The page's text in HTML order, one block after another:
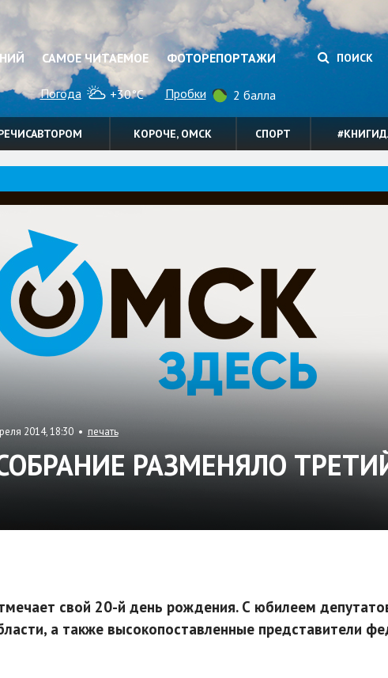
САМОЕ ЧИТАЕМОЕ ФОТОРЕПОРТАЖИ ПОИСК
Погода +30°C Пробки 2 балла
КОРОЧЕ, ОМСК СПОРТ
2014, 18:30 • печать
РАЗМЕНЯЛО
свой 20-й день рождения. С юбилеем
а также высокопоставленные представители